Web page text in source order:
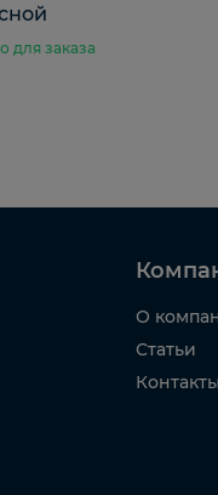
для заказа
О
Статьи
Контакты